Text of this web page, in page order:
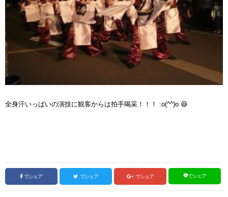
全身汗いっぱいの演技に観客からは拍手喝采！！！ :o(^^)o 😆
でシェア でシェア でシェア でシェア